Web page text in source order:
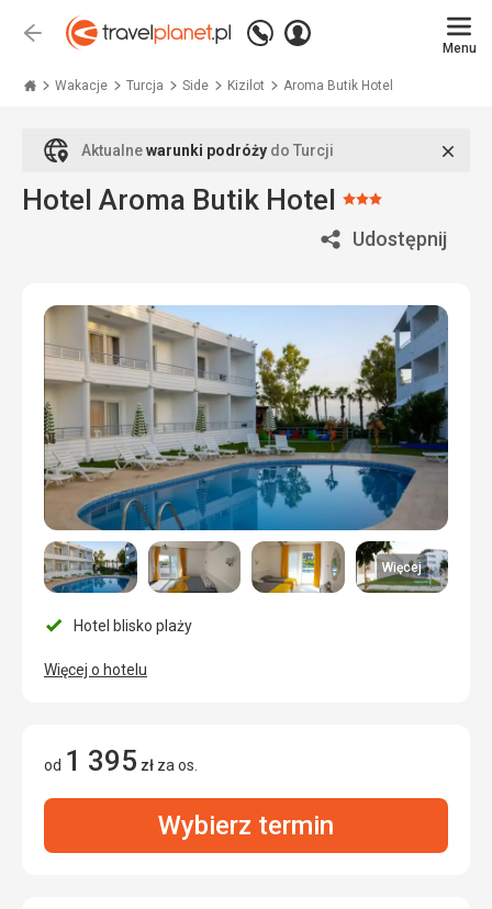
Wstecz
Zadzwoń
+48
771
Zaloguj
Menu
Wakacje Turcja Side Kizilot Aroma Butik Hotel
Aktualnewarunki podróży do Turcji
Hotel Aroma Butik Hotel Ocena:
3/5
Udostępnij
Więcej
Hotel blisko plaży
Więcej o hotelu
od 1 395 zł za os.
Wybierz termin